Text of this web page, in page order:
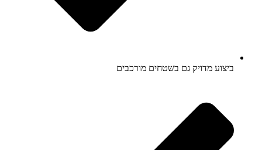
ביצוע מדויק גם בשטחים מורכבים